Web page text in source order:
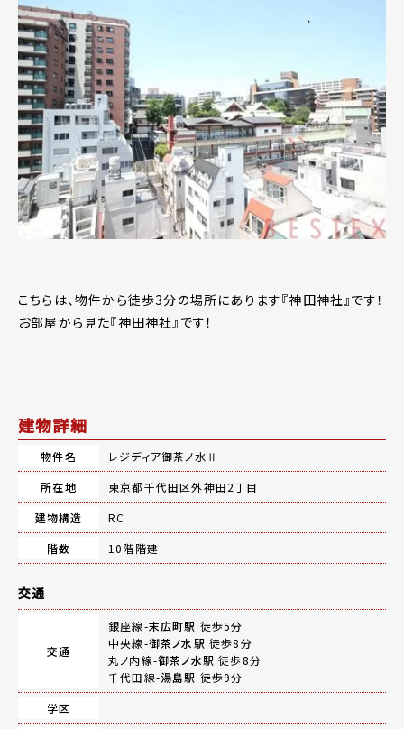
こちらは、物件から徒歩3分の場所にあります『神田神社』です！
お部屋から見た『神田神社』です！
建物詳細
物件名
レジディア御茶ノ水Ⅱ
所在地
東京都千代田区外神田2丁目
建物構造
RC
階数
10階階建
交通
交通
銀座線-末広町駅 徒歩5分
中央線-御茶ノ水駅 徒歩8分
丸ノ内線-御茶ノ水駅 徒歩8分
千代田線-湯島駅 徒歩9分
学区